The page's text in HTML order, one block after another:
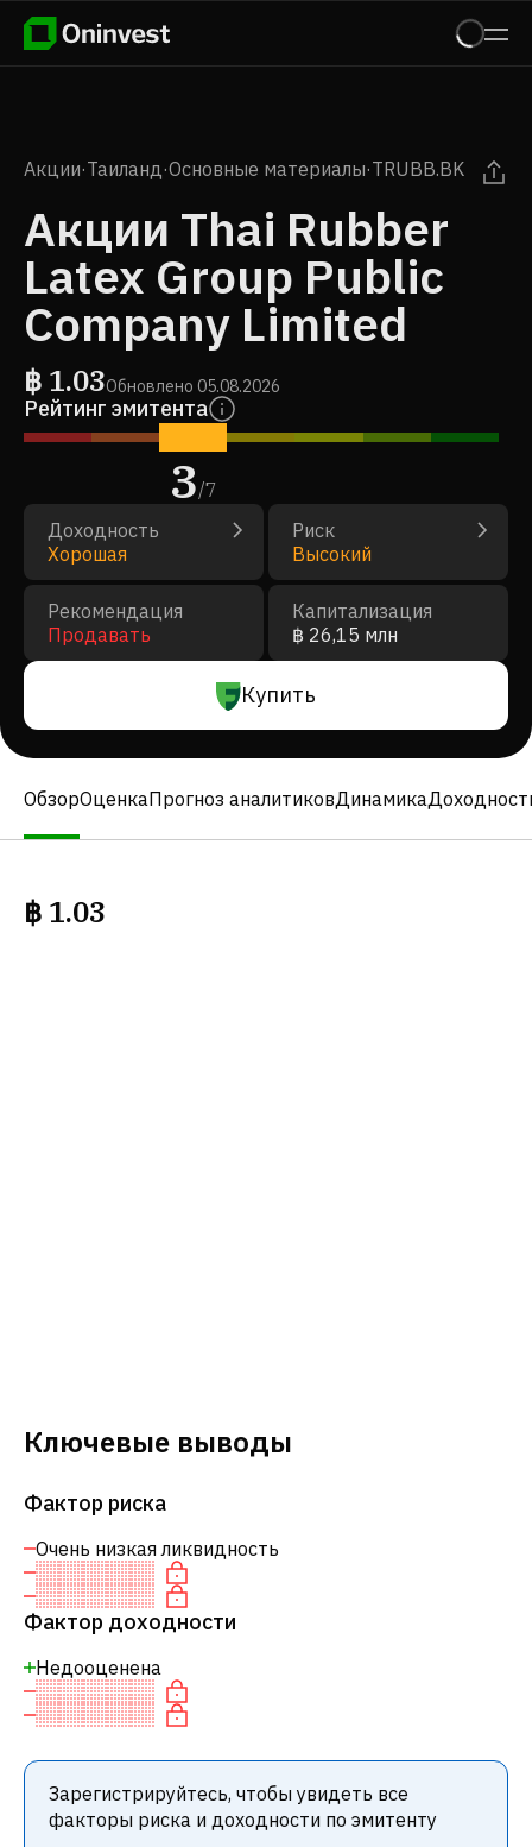
Акции·Таиланд·Основные материалы·TRUBB.BK
Акции Thai Rubber
Latex Group Public
Company Limited
฿ 1.03Обновлено 05.08.2026
Рейтинг эмитента
3/7
Доходность
Хорошая
Риск
Высокий
Рекомендация
Продавать
Капитализация
฿ 26,15 млн
Купить
ОбзорОценкаПрогноз аналитиковДинамика
฿ 1.03
Ключевые выводы
Фактор риска
Очень низкая ликвидность
Фактор доходности
Недооценена
Зарегистрируйтесь, чтобы увидеть все
факторы риска и доходности по эмитенту